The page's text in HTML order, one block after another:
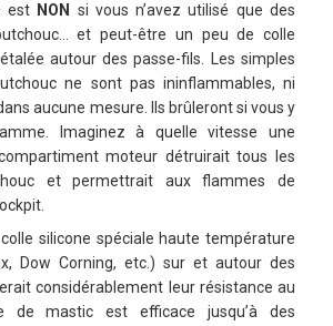
est NON
si vous n’avez utilisé que des
et peut-être un peu de colle
autour des passe-fils. Les simples
ne sont pas ininflammables, ni
aucune mesure. Ils brûleront si vous y
Imaginez à quelle vitesse une
moteur détruirait tous les
et permettrait aux flammes de
colle silicone spéciale haute température
Dow Corning, etc.) sur et autour des
considérablement leur résistance au
mastic est efficace jusqu’à des